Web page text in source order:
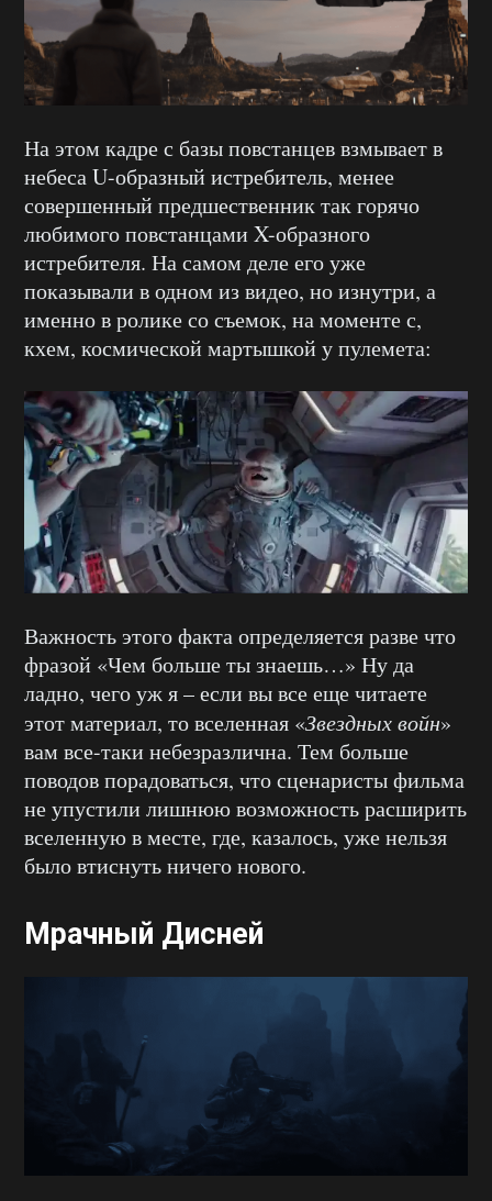
На этом кадре с базы повстанцев взмывает в
небеса U-образный истребитель, менее
совершенный предшественник так горячо
любимого повстанцами X-образного
истребителя. На самом деле его уже
показывали в одном из видео, но изнутри, а
именно в ролике со съемок, на моменте с,
кхем, космической мартышкой у пулемета:
Важность этого факта определяется разве что
фразой «Чем больше ты знаешь…» Ну да
ладно, чего уж я – если вы все еще читаете
этот материал, то вселенная «Звездных войн»
вам все-таки небезразлична. Тем больше
поводов порадоваться, что сценаристы фильма
не упустили лишнюю возможность расширить
вселенную в месте, где, казалось, уже нельзя
было втиснуть ничего нового.
Мрачный Дисней